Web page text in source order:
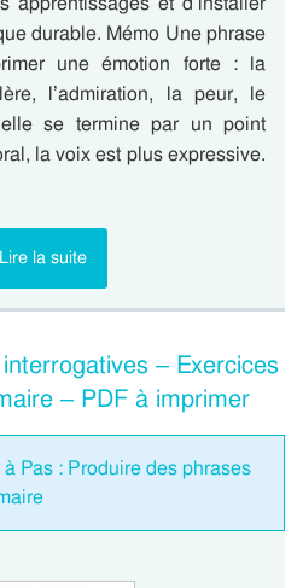
durable. Mémo Une phrase
une émotion forte : la
l’admiration, la peur, le
se termine par un point
la voix est plus expressive.
Lire la suite
– Exercices
– PDF à imprimer
Pas : Produire des phrases